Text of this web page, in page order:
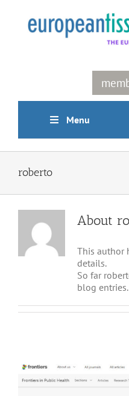
content
Menu
roberto
About
This author
details.
So far
blog entries.